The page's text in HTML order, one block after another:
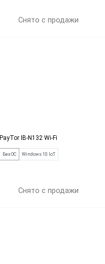
Снято с продажи
PayTor IB-N132 Wi-Fi
Без ОС Windows 10 IoT
Снято с продажи